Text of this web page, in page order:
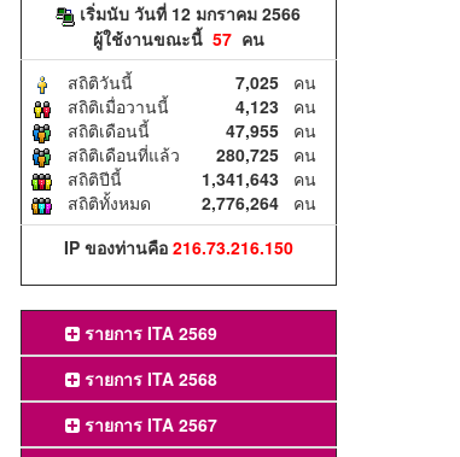
เริ่มนับ วันที่ 12 มกราคม 2566
ผู้ใช้งานขณะนี้ 57คน
สถิติวันนี้
7,025คน
สถิติเมื่อวานนี้
4,123คน
สถิติเดือนนี้
47,955คน
สถิติเดือนที่แล้ว
280,725คน
สถิติปีนี้
1,341,643คน
สถิติทั้งหมด
2,776,264คน
IP ของท่านคือ 216.73.216.150
รายการ ITA 2569
รายการ ITA 2568
รายการ ITA 2567